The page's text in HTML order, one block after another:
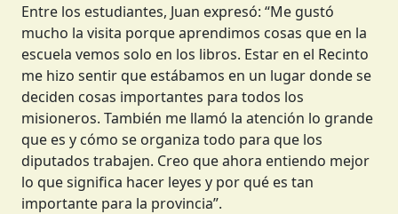
Entre los estudiantes, Juan expresó: “Me gustó
mucho la visita porque aprendimos cosas que en la
escuela vemos solo en los libros. Estar en el Recinto
me hizo sentir que estábamos en un lugar donde se
deciden cosas importantes para todos los
misioneros. También me llamó la atención lo grande
que es y cómo se organiza todo para que los
diputados trabajen. Creo que ahora entiendo mejor
lo que significa hacer leyes y por qué es tan
importante para la provincia”.